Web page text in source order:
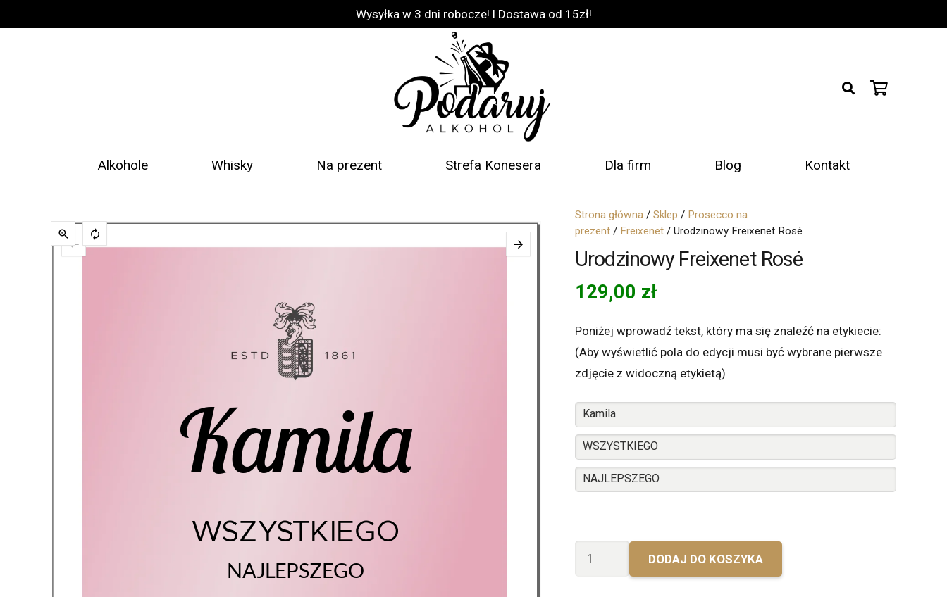
Wysyłka w 3 dni robocze! l Dostawa od 15zł!
Alkohole Whisky Na prezent Strefa Konesera Dla firm Blog Kontakt
Strona główna / Sklep / Prosecco na
prezent / Freixenet / Urodzinowy Freixenet Rosé
Urodzinowy Freixenet Rosé
129,00 zł
Poniżej wprowadź tekst, który ma się znaleźć na etykiecie:
(Aby wyświetlić pola do edycji musi być wybrane pierwsze
zdjęcie z widoczną etykietą)
ilość
Urodzinowy
DODAJ DO KOSZYKA